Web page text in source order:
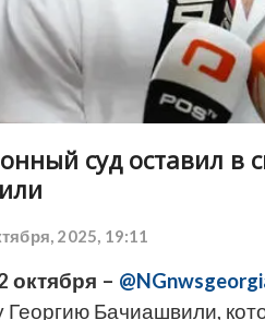
суд оставил в
2025, 19:11
–
Бачиашвили,